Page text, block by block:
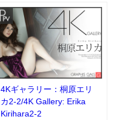
4Kギャラリー：桐原エリ
カ2-2/4K Gallery: Erika
Kirihara2-2